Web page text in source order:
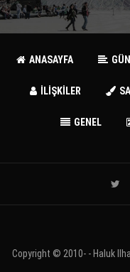
ANASAYFA
İLİŞKİLER
GENEL
Copyright © 2010- - Haluk